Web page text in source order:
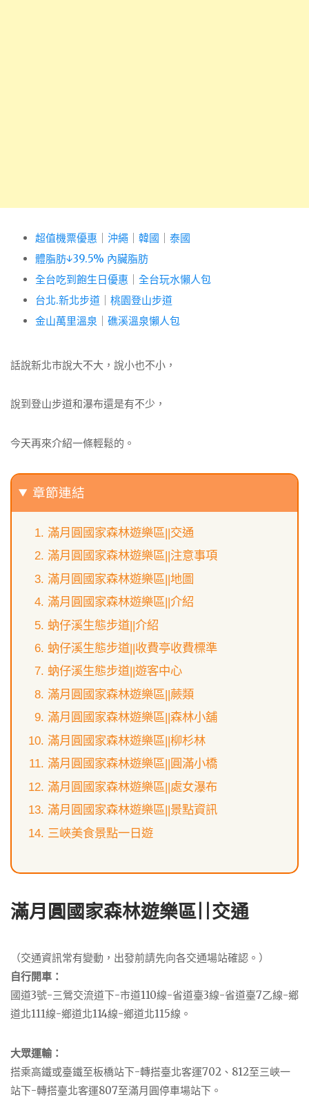
超值機票優惠 沖繩 韓國
泰國
體脂肪↓39.5% 內臟脂肪
全台吃到飽生日優惠
全台玩水懶人包
台北.新北步道
桃園登山步道
金山萬里溫泉
礁溪溫泉懶人包
話說新北市說大不大，說小也不小，
說到登山步道和瀑布還是有不少，
今天再來介紹一條輕鬆的。
章節連結
滿月圓國家森林遊樂區||交通
滿月圓國家森林遊樂區||注意事項
滿月圓國家森林遊樂區||地圖
滿月圓國家森林遊樂區||介紹
蚋仔溪生態步道||介紹
蚋仔溪生態步道||收費亭收費標準
蚋仔溪生態步道||遊客中心
滿月圓國家森林遊樂區||蕨類
滿月圓國家森林遊樂區||森林小舖
滿月圓國家森林遊樂區||柳杉林
滿月圓國家森林遊樂區||圓滿小橋
滿月圓國家森林遊樂區||處女瀑布
滿月圓國家森林遊樂區||景點資訊
三峽美食景點一日遊
滿月圓國家森林遊樂區||交通
（交通資訊常有變動，出發前請先向各交通場站確認。）
自行開車：
國道3號-三鶯交流道下-市道110線-省道臺3線-省道臺7乙線-鄉
道北111線-鄉道北114線-鄉道北115線。
大眾運輸：
搭乘高鐵或臺鐵至板橋站下-轉搭臺北客運702、812至三峽一
站下-轉搭臺北客運807至滿月圓停車場站下。